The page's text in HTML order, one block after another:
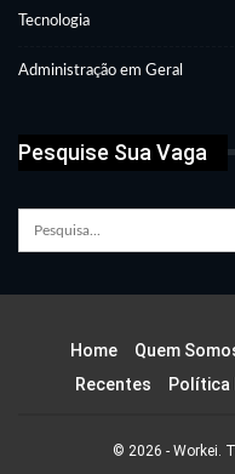
Tecnologia
Administração em Geral
Pesquise Sua Vaga
Home Quem
Recentes
Política
© 2026 - Workei.